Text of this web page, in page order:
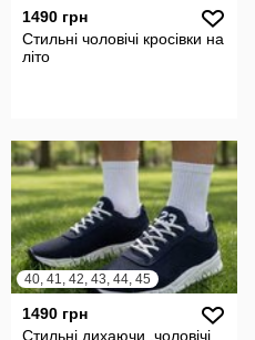
1490 грн
Стильні чоловічі кросівки на
літо
40, 41, 42, 43, 44, 45
1490 грн
Стильні дихаючи ,чоловічі